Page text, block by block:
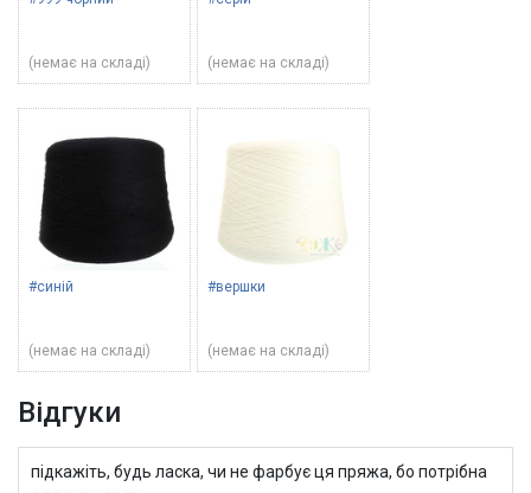
(немає на складі) (немає на складі)
#синій
(немає на складі)
#вершки
(немає на складі)
Відгуки
підкажіть, будь ласка, чи не фарбує ця пряжа, бо потрібна